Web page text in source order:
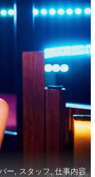
ー, スタッフ, 仕事内容